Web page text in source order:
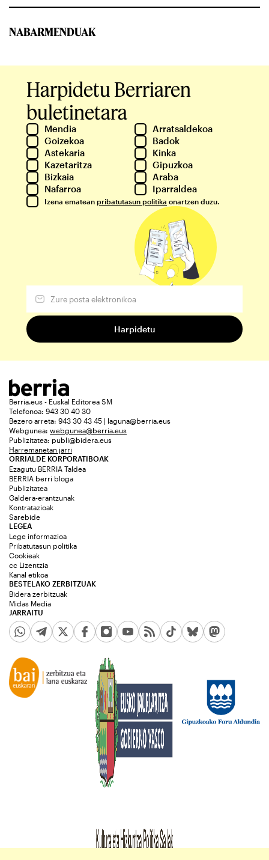
NABARMENDUAK
Harpidetu Berriaren
buletinetara
Mendia
Arratsaldekoa
Goizekoa
Badok
Astekaria
Kinka
Kazetaritza
Gipuzkoa
Bizkaia
Araba
Nafarroa
Iparraldea
Izena ematean pribatutasun politika onartzen duzu.
Berria.eus - Euskal Editorea SM
Telefonoa: 943 30 40 30
Bezero arreta: 943 30 43 45 | laguna@berria.eus
Webgunea: webgunea@berria.eus
Publizitatea: publi@bidera.eus
Harremanetan jarri
ORRIALDE KORPORATIBOAK
Ezagutu BERRIA Taldea
BERRIA berri bloga
Publizitatea
Galdera-erantzunak
Kontratazioak
Sarebide
JARRAITU
LEGEA
Lege informazioa
Pribatutasun politika
Cookieak
cc Lizentzia
Kanal etikoa
BESTELAKO ZERBITZUAK
Bidera zerbitzuak
Midas Media